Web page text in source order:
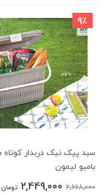
9٪
سبد پیک نیک دربدار کوتاه
بامبو لیمون
2,668,000
2,449,000 تومان